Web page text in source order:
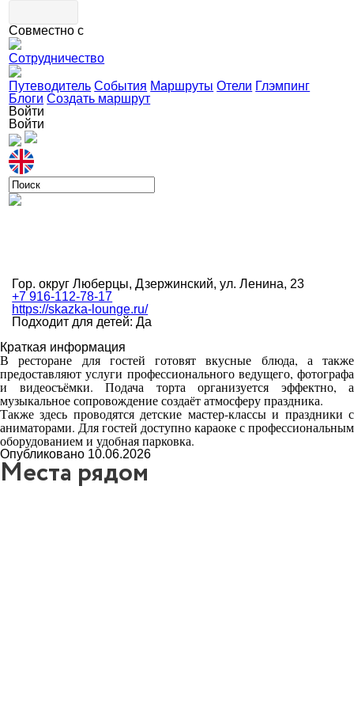
Совместно с
Сотрудничество
Путеводитель События Маршруты Отели Глэмпинг
Блоги Создать маршрут
Войти
Войти
Гор. округ Люберцы, Дзержинский, ул. Ленина, 23
+7 916-112-78-17
https://skazka-lounge.ru/
Подходит для детей: Да
Краткая информация
В ресторане для гостей готовят вкусные блюда, а также
предоставляют услуги профессионального ведущего, фотографа
и видеосъёмки. Подача торта организуется эффектно, а
музыкальное сопровождение создаёт атмосферу праздника.
Также здесь проводятся детские мастер-классы и праздники с
аниматорами. Для гостей доступно караоке с профессиональным
оборудованием и удобная парковка.
Опубликовано 10.06.2026
Места рядом